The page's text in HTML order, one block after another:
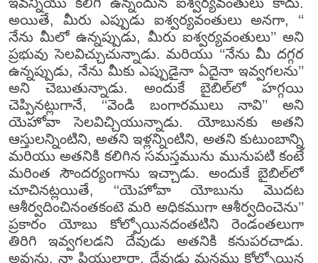
అయితే, మీరు ఎప్పుడు ఐశ్వర్యవంతులు అనగా, ‘‘
నేను మీలో ఉన్నప్పుడు, మీరు ఐశ్వర్యవంతులు’’ అని
ప్రభువు సెలవిచ్చుచున్నాడు. మరియు ‘‘నేను మీ దగ్గర
ఉన్నప్పుడు, నేను మీకు ఎప్పుడైనా ఏదైనా ఇవ్వగలను’’
అని చెబుతున్నాడు. అందుకే బైబిల్‌లో హగ్గయి
చెప్పినట్లుగానే, ‘‘వెండి బంగారములు నావి’’ అని
యెహోవా సెలవిచ్చియున్నాడు. యోబునకు అతని
ఆస్తులన్నింటిని, అతని ఇళ్లన్నింటిని, అతని కుటుంబాన్ని
మరియు అతనికి కలిగిన సమస్తమును మునుపటి కంటే
మరింత సౌందర్యంగాను ఇచ్చాడు. అందుకే బైబిల్‌లో
చూచినట్లయితే, ‘‘యెహోవా యోబును మొదట
ఆశీర్వదించినంతకంటె మరి అధికముగా ఆశీర్వదించెను’’
ప్రకారం యోబు కోల్పోయినదంతటిని రెండంతలుగా
తిరిగి ఇవ్వగలడని దేవుడు అతనికి కనుపరచాడు.
అవును, నా ప్రియులారా, దేవుడు మనము కోల్పోయిన